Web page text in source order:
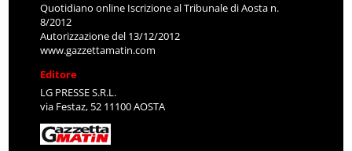
Quotidiano online Iscrizione al Tribunale di Aosta n.
8/2012
Autorizzazione del 13/12/2012
www.gazzettamatin.com
Editore
LG PRESSE S.R.L.
via Festaz, 52 11100 AOSTA